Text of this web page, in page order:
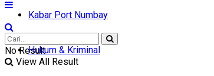
Kabar Port Numbay
Hukum & Kriminal
No Result
View All Result